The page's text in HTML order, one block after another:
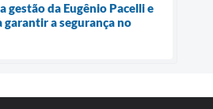
gestão da Eugênio Pacelli e
garantir a segurança no